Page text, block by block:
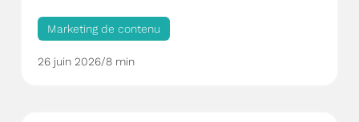
Marketing de contenu
26 juin 2026/8 min